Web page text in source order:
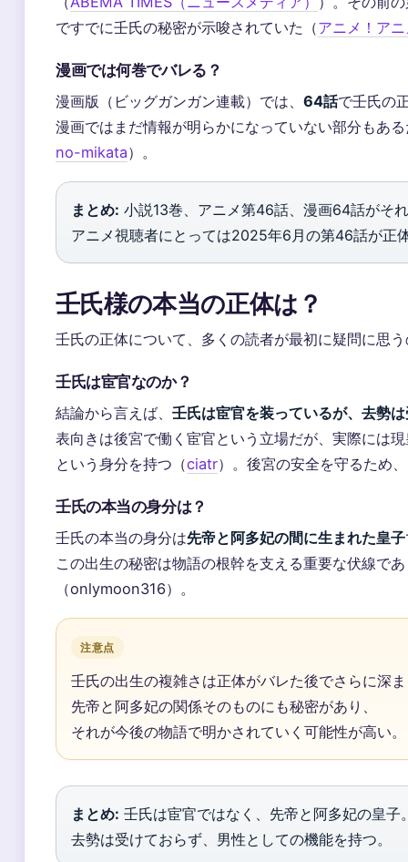
ですでに壬氏の秘密が示唆されていた（アニメ！ア
漫画では何巻でバレる？
漫画版（ビッグガンガン連載）では、 64話で壬氏の
漫画ではまだ情報が明らかになっていない部分もあ
no-mikata）。
まとめ: 小説13巻、アニメ第46話、漫画64話がそ
アニメ視聴者にとっては2025年6月の第46話が正
壬氏様の本当の正体は？
壬氏の正体について、多くの読者が最初に疑問に思
壬氏は宦官なのか？
結論から言えば、 壬氏は宦官を装っているが、去勢
表向きは後宮で働く宦官という立場だが、実際には
という身分を持つ（ciatr）。後宮の安全を守るため
壬氏の本当の身分は？
壬氏の本当の身分は先帝と阿多妃の間に生まれた皇子
この出生の秘密は物語の根幹を支える重要な伏線で
（onlymoon316）。
注意点
壬氏の出生の複雑さは正体がバレた後でさらに深
先帝と阿多妃の関係そのものにも秘密があり、
それが今後の物語で明かされていく可能性が高い。
まとめ: 壬氏は宦官ではなく、先帝と阿多妃の皇
去勢は受けておらず、男性としての機能を持つ。